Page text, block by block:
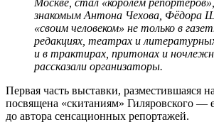
знакомым Антона Чехова, Фёдора
«своим человеком» не только в
редакциях, театрах и
и в трактирах, притонах и
рассказали организаторы.
Первая часть выставки, разместившаяся
посвящена «скитаниям» Гиляровского —
до автора сенсационных репортажей.